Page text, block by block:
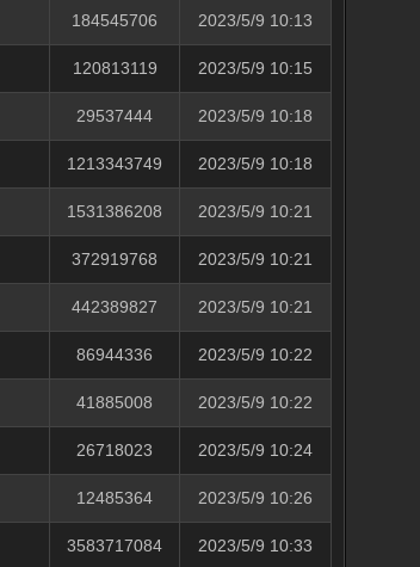
184545706 2023/5/9 10:13
120813119 2023/5/9 10:15
29537444 2023/5/9 10:18
1213343749 2023/5/9 10:18
1531386208 2023/5/9 10:21
372919768 2023/5/9 10:21
442389827 2023/5/9 10:21
86944336 2023/5/9 10:22
41885008 2023/5/9 10:22
26718023 2023/5/9 10:24
12485364 2023/5/9 10:26
3583717084 2023/5/9 10:33